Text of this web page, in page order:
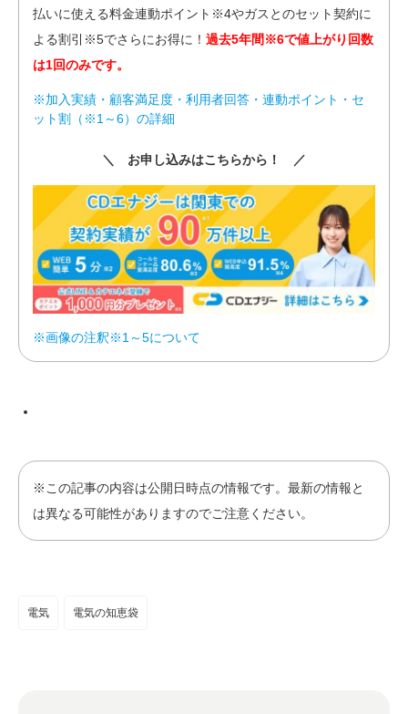
払いに使える料金連動ポイント※4やガスとのセット契約に
よる割引※5でさらにお得に！ 過去5年間※6で値上がり回数
は1回のみです。
※加入実績・顧客満足度・利用者回答・連動ポイント・セ
ット割（※1～6）の詳細
＼ お申し込みはこちらから！ ／
※画像の注釈※1～5について
※この記事の内容は公開日時点の情報です。最新の情報と
は異なる可能性がありますのでご注意ください。
電気 電気の知恵袋